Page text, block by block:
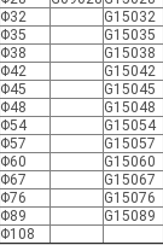
Φ32 G15032
Φ35 G15035
Φ38 G15038
Φ42 G15042
Φ45 G15045
Φ48 G15048
Φ54 G15054
Φ57 G15057
Φ60 G15060
Φ67
G15067
Φ76 G15076
Φ89 G15089
Φ108